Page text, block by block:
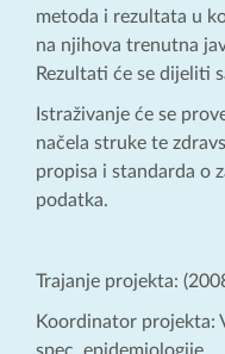
metoda i rezultata u
na njihova trenutna
Rezultati će se dijeliti
Istraživanje će se
načela struke te
propisa i standarda o
podatka.
Trajanje projekta:
Koordinator projekta: